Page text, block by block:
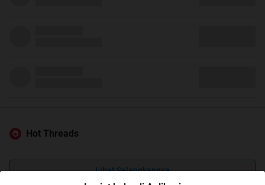
Hot Threads
Lihat Selengkapnya